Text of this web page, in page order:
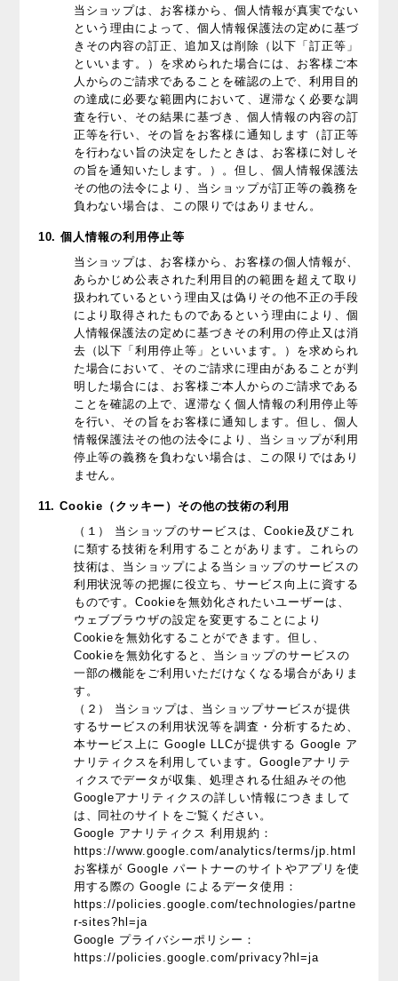
当ショップは、お客様から、個人情報が真実でない
という理由によって、個人情報保護法の定めに基づ
きその内容の訂正、追加又は削除（以下「訂正等」
といいます。）を求められた場合には、お客様ご本
人からのご請求であることを確認の上で、利用目的
の達成に必要な範囲内において、遅滞なく必要な調
査を行い、その結果に基づき、個人情報の内容の訂
正等を行い、その旨をお客様に通知します（訂正等
を行わない旨の決定をしたときは、お客様に対しそ
の旨を通知いたします。）。但し、個人情報保護法
その他の法令により、当ショップが訂正等の義務を
負わない場合は、この限りではありません。
10. 個人情報の利用停止等
当ショップは、お客様から、お客様の個人情報が、
あらかじめ公表された利用目的の範囲を超えて取り
扱われているという理由又は偽りその他不正の手段
により取得されたものであるという理由により、個
人情報保護法の定めに基づきその利用の停止又は消
去（以下「利用停止等」といいます。）を求められ
た場合において、そのご請求に理由があることが判
明した場合には、お客様ご本人からのご請求である
ことを確認の上で、遅滞なく個人情報の利用停止等
を行い、その旨をお客様に通知します。但し、個人
情報保護法その他の法令により、当ショップが利用
停止等の義務を負わない場合は、この限りではあり
ません。
11. Cookie（クッキー）その他の技術の利用
（１） 当ショップのサービスは、Cookie及びこれ
に類する技術を利用することがあります。これらの
技術は、当ショップによる当ショップのサービスの
利用状況等の把握に役立ち、サービス向上に資する
ものです。Cookieを無効化されたいユーザーは、
ウェブブラウザの設定を変更することにより
Cookieを無効化することができます。但し、
Cookieを無効化すると、当ショップのサービスの
一部の機能をご利用いただけなくなる場合がありま
す。
（２） 当ショップは、当ショップサービスが提供
するサービスの利用状況等を調査・分析するため、
本サービス上に Google LLCが提供する Google ア
ナリティクスを利用しています。Googleアナリテ
ィクスでデータが収集、処理される仕組みその他
Googleアナリティクスの詳しい情報につきまして
は、同社のサイトをご覧ください。
Google アナリティクス 利用規約：
https://www.google.com/analytics/terms/jp.html
お客様が Google パートナーのサイトやアプリを使
用する際の Google によるデータ使用：
https://policies.google.com/technologies/partne
r-sites?hl=ja
Google プライバシーポリシー：
https://policies.google.com/privacy?hl=ja